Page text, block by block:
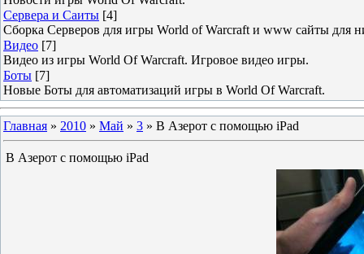
Сервера и Саиты [4]
Сборка Серверов для игры World of Warcraft и www сайты для
Видео [7]
Видео из игры World Of Warcraft. Игровое видео игры.
Боты [7]
Новые Боты для автоматизаций игры в World Of Warcraft.
Главная » 2010 » Май » 3 » В Азерот с помощью iPad
В Азерот с помощью iPad